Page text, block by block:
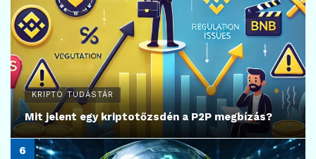
KRIPTO TUDÁSTÁR
Mit jelent egy kriptotőzsdén a P2P megbízás?